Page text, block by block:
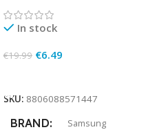
In stock
€19.99 €6.49
SKU: 8806088571447
BRAND Samsung